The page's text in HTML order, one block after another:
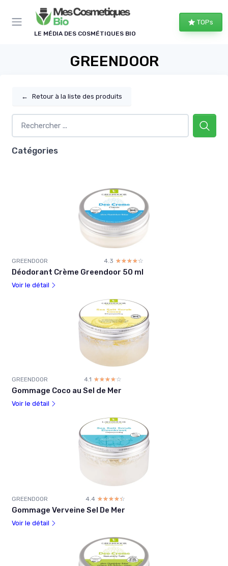
LE MÉDIA DES COSMÉTIQUES BIO
TOPs
GREENDOOR
← Retour à la liste des produits
Catégories
GREENDOOR 4.3 ☆☆☆☆☆
★★★★★
Déodorant Crème Greendoor 50 ml
Voir le détail
GREENDOOR 4.1 ☆☆☆☆☆
★★★★★
Gommage Coco au Sel de Mer
Voir le détail
GREENDOOR 4.4 ☆☆☆☆☆
★★★★★
Gommage Verveine Sel De Mer
Voir le détail
Panneau de gestion des cookies